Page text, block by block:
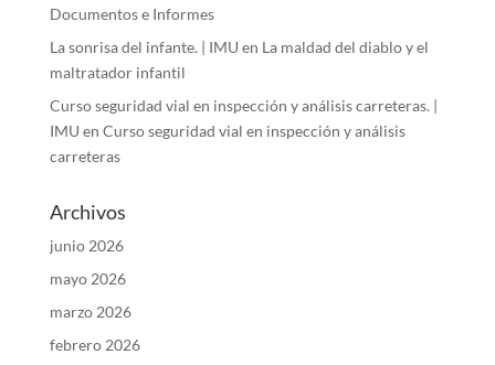
Documentos e Informes
La sonrisa del infante. | IMU en La maldad del diablo y el
maltratador infantil
Curso seguridad vial en inspección y análisis carreteras. |
IMU en Curso seguridad vial en inspección y análisis
carreteras
Archivos
junio 2026
mayo 2026
marzo 2026
febrero 2026